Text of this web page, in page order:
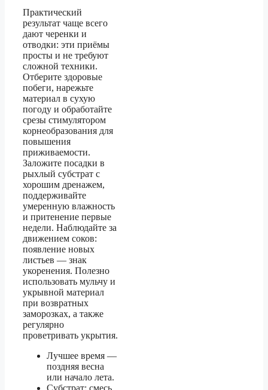
Практический
результат чаще всего
дают черенки и
отводки: эти приёмы
просты и не требуют
сложной техники.
Отберите здоровые
побеги, нарежьте
материал в сухую
погоду и обработайте
срезы стимулятором
корнеобразования для
повышения
приживаемости.
Заложите посадки в
рыхлый субстрат с
хорошим дренажем,
поддерживайте
умеренную влажность
и притенение первые
недели. Наблюдайте за
движением соков:
появление новых
листьев — знак
укоренения. Полезно
использовать мульчу и
укрывной материал
при возвратных
заморозках, а также
регулярно
проветривать укрытия.
Лучшее время —
поздняя весна
или начало лета.
Субстрат: смесь